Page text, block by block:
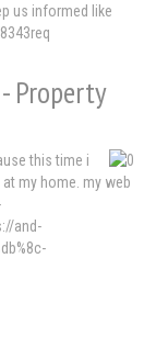
us informed like
Property
this time i
my home. my web
and-